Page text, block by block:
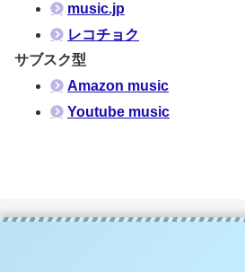
music.jp
レコチョク
サブスク型
Amazon music
Youtube music